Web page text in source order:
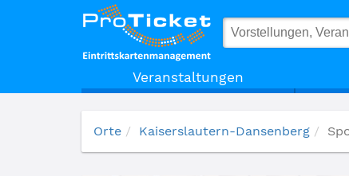
Veranstaltungen
Sporthalle TuS 04 Dansenberg 67661
Orte Kaiserslautern-Dansenberg